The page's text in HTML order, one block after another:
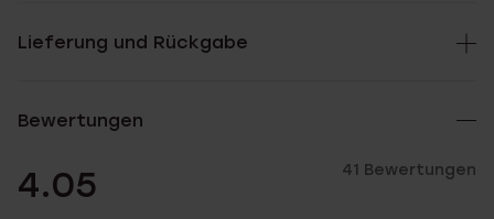
Lieferung und Rückgabe
Bewertungen
4.05 41 Bewertungen